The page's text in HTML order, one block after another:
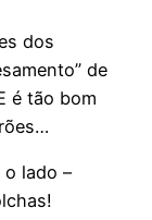
dos
de
é tão bom
lado –